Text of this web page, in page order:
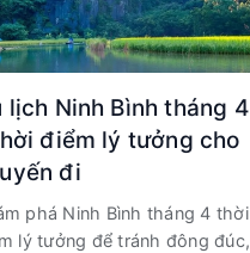
lịch Ninh Bình tháng 4
điểm lý tưởng cho
đi
phá Ninh Bình tháng 4 thời
lý tưởng để tránh đông đúc,